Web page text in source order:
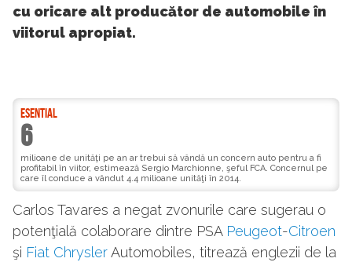
cu oricare alt producător de automobile în
viitorul apropiat.
ESENTIAL
6
milioane de unităţi pe an ar trebui să vândă un concern auto pentru a fi
profitabil în viitor, estimează Sergio Marchionne, şeful FCA. Concernul pe
care îl conduce a vândut 4.4 milioane unităţi în 2014.
Carlos Tavares a negat zvonurile care sugerau o
potenţială colaborare dintre PSA Peugeot-Citroen
şi Fiat ChryslerAutomobiles, titrează englezii de la